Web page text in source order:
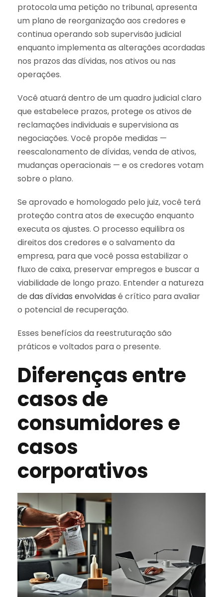
protocola uma petição no tribunal, apresenta
um plano de reorganização aos credores e
continua operando sob supervisão judicial
enquanto implementa as alterações acordadas
nos prazos das dívidas, nos ativos ou nas
operações.
Você atuará dentro de um quadro judicial claro
que estabelece prazos, protege os ativos de
reclamações individuais e supervisiona as
negociações. Você propõe medidas —
reescalonamento de dívidas, venda de ativos,
mudanças operacionais — e os credores votam
sobre o plano.
Se aprovado e homologado pelo juiz, você terá
proteção contra atos de execução enquanto
executa os ajustes. O processo equilibra os
direitos dos credores e o salvamento da
empresa, para que você possa estabilizar o
fluxo de caixa, preservar empregos e buscar a
viabilidade de longo prazo. Entender a natureza
de das dívidas envolvidas é crítico para avaliar
o potencial de recuperação.
Esses benefícios da reestruturação são
práticos e voltados para o presente.
Diferenças entre
casos de
consumidores e
casos
corporativos